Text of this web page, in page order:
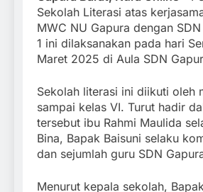
Sekolah Literasi atas
MWC NU Gapura dengan
1 ini dilaksanakan pada hari
Maret 2025 di Aula SDN
Sekolah literasi ini diikuti oleh
sampai kelas VI. Turut hadir
tersebut ibu Rahmi Maulida
Bina, Bapak Baisuni selaku
dan sejumlah guru SDN
Menurut kepala sekolah,